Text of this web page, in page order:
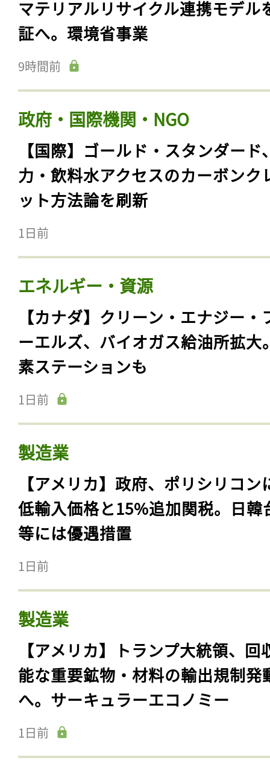
マテリアルリサイクル連携モデル
証へ。環境省事業
9時間前
政府・国際機関・NGO
【国際】ゴールド・スタンダード
力・飲料水アクセスのカーボンク
ット方法論を刷新
1日前
エネルギー・資源
【カナダ】クリーン・エナジー・
ーエルズ、バイオガス給油所拡大
素ステーションも
1日前
製造業
【アメリカ】政府、ポリシリコン
低輸入価格と15%追加関税。日韓
等には優遇措置
1日前
製造業
【アメリカ】トランプ大統領、回
能な重要鉱物・材料の輸出規制発
へ。サーキュラーエコノミー
1日前